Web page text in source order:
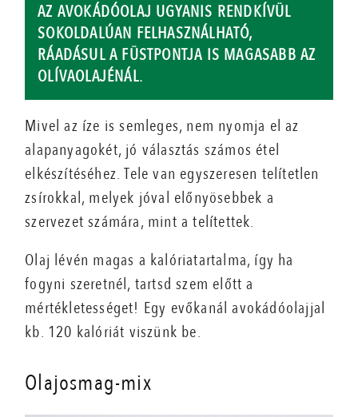
AZ AVOKÁDÓOLAJ UGYANIS RENDKÍVÜL
SOKOLDALÚAN FELHASZNÁLHATÓ,
RÁADÁSUL A FÜSTPONTJA IS MAGASABB AZ
OLÍVAOLAJÉNÁL.
Mivel az íze is semleges, nem nyomja el az
alapanyagokét, jó választás számos étel
elkészítéséhez. Tele van egyszeresen telítetlen
zsírokkal, melyek jóval előnyösebbek a
szervezet számára, mint a telítettek.
Olaj lévén magas a kalóriatartalma, így ha
fogyni szeretnél, tartsd szem előtt a
mértékletességet! Egy evőkanál avokádóolajjal
kb. 120 kalóriát viszünk be.
Olajosmag-mix